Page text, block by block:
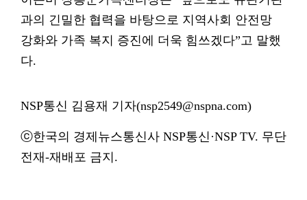
과의 긴밀한 협력을 바탕으로 지역사회 안전망
강화와 가족 복지 증진에 더욱 힘쓰겠다”고 말했
다.
NSP통신 김용재 기자(nsp2549@nspna.com)
ⓒ한국의 경제뉴스통신사 NSP통신·NSP TV. 무단
전재-재배포 금지.